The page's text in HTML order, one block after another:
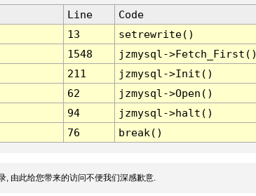
Line
Code
13
setrewrite()
1548
jzmysql-
211
jzmysql->Init()
62
jzmysql->Open()
94
jzmysql->halt()
76 break()
, 由此给您带来的访问不便我们深感歉意.